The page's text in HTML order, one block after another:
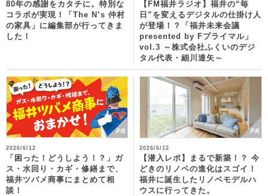
80年の感謝をカタチに。特別な
コラボが実現！「The N’s 仲村
の家具」に編集部が行ってきま
した！
【FM福井ラジオ】福井の“毎
日”を変えるデジタルの仕掛け人
が登場！？「福井未来会議
presented by Fプライマル」
vol.3 ～株式会社ふくいのデジ
タル代表・細川達矢～
2026/6/12
「困った！どうしよう！？」ガ
ス・水回り・カギ・修繕まで、
福井ツバメ商事にまとめて相
談！
2026/6/12
【潜入レポ】まるで新築！？ 今
どきのリノベの進化はスゴイ！
福井に誕生したリノベモデルハ
ウスに行ってきた。